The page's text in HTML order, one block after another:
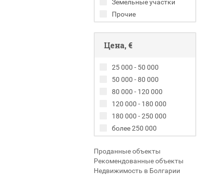
Земельные участки
Прочие
Цена, €
25 000 - 50 000
50 000 - 80 000
80 000 - 120 000
120 000 - 180 000
180 000 - 250 000
более 250 000
Проданные объекты
Рекомендованные объекты
Недвижимость в Болгарии